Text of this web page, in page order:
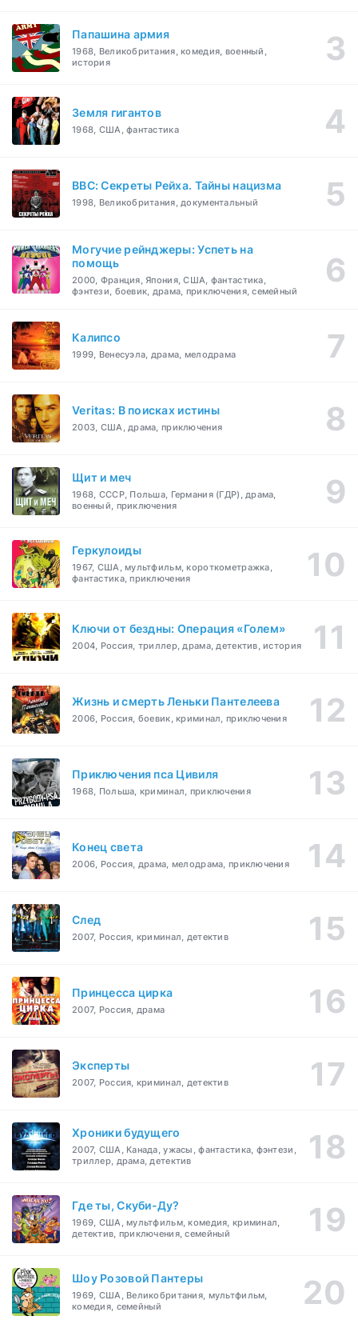
Папашина армия
1968, Великобритания, комедия, военный,
история
Земля гигантов
1968, США, фантастика
BBC: Секреты Рейха. Тайны нацизма
1998, Великобритания, документальный
Могучие рейнджеры: Успеть на
помощь
2000, Франция, Япония, США, фантастика,
фэнтези, боевик, драма, приключения, семейный
Калипсо
1999, Венесуэла, драма, мелодрама
Veritas: В поисках истины
2003, США, драма, приключения
Щит и меч
1968, СССР, Польша, Германия (ГДР), драма,
военный, приключения
Геркулоиды
1967, США, мультфильм, короткометражка,
фантастика, приключения
Ключи от бездны: Операция «Голем»
2004, Россия, триллер, драма, детектив, история
Жизнь и смерть Леньки Пантелеева
2006, Россия, боевик, криминал, приключения
Приключения пса Цивиля
1968, Польша, криминал, приключения
Конец света
2006, Россия, драма, мелодрама, приключения
След
2007, Россия, криминал, детектив
Принцесса цирка
2007, Россия, драма
Эксперты
2007, Россия, криминал, детектив
Хроники будущего
2007, США, Канада, ужасы, фантастика, фэнтези,
триллер, драма, детектив
Где ты, Скуби-Ду?
1969, США, мультфильм, комедия, криминал,
детектив, приключения, семейный
Шоу Розовой Пантеры
1969, США, Великобритания, мультфильм,
комедия, семейный